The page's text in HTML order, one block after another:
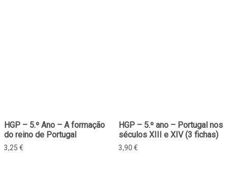
HGP – 5.º Ano – A formação
do reino de Portugal
3,25 €
HGP – 5.º ano – Portugal nos
séculos XIII e XIV (3 fichas)
3,90 €